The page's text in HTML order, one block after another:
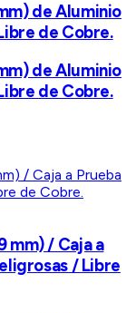
de Aluminio
de Cobre.
de Aluminio
de Cobre.
mm) / Caja a
/ Libre